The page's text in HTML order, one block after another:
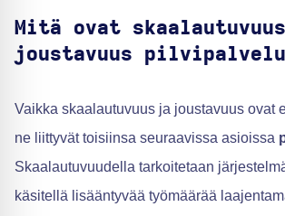
Mitä ovat
joustavuus
Vaikka skaalautuvuus ja joustavuus ovat
ne liittyvät toisiinsa seuraavissa asioissa
Skaalautuvuudella tarkoitetaan
käsitellä lisääntyvää työmäärää